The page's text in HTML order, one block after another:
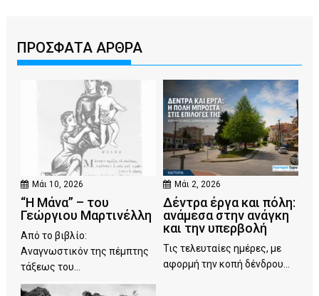
ΠΡΟΣΦΑΤΑ ΑΡΘΡΑ
Μάι 10, 2026
“Η Μάνα” – του
Γεώργιου Μαρτινέλλη
Από το βιβλίο:
Αναγνωστικόν της πέμπτης
τάξεως του...
Μάι 2, 2026
Δέντρα έργα και πόλη:
ανάμεσα στην ανάγκη
και την υπερβολή
Τις τελευταίες ημέρες, με
αφορμή την κοπή δένδρου...